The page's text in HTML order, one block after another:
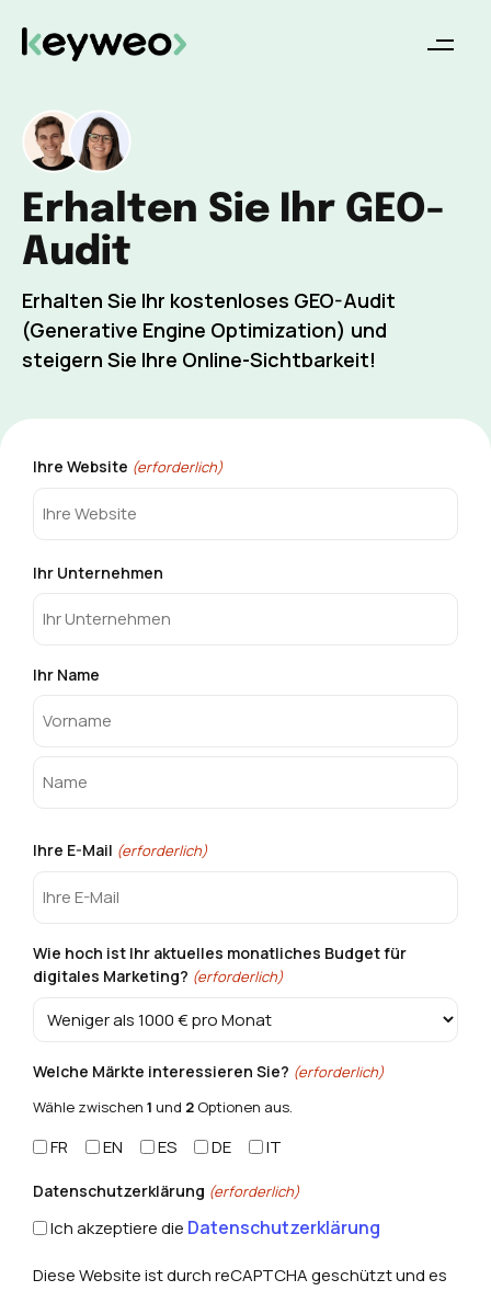
Erhalten Sie Ihr GEO-
Audit
Erhalten Sie Ihr kostenloses GEO-Audit
(Generative Engine Optimization) und
steigern Sie Ihre Online-Sichtbarkeit!
Ihre Website (erforderlich)
Ihr Unternehmen
Ihr Name
Ihre E-Mail (erforderlich)
Wie hoch ist Ihr aktuelles monatliches Budget für
digitales Marketing? (erforderlich)
Welche Märkte interessieren Sie? (erforderlich)
Wähle zwischen 1 und 2 Optionen aus.
FR EN ES DE IT
Datenschutzerklärung (erforderlich)
Ich akzeptiere die Datenschutzerklärung
Diese Website ist durch reCAPTCHA geschützt und es